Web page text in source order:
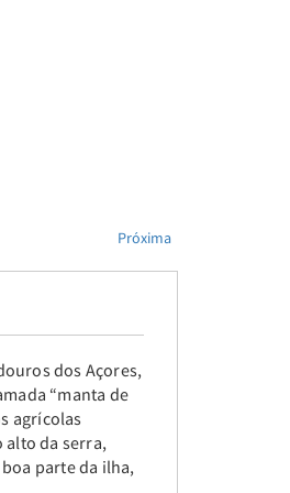
Próxima
dos Açores,
“manta de
agrícolas
alto da serra,
parte da ilha,